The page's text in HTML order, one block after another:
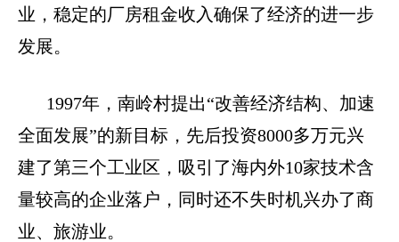
业，稳定的厂房租金收入确保了经济的进一步
发展。
1997年，南岭村提出“改善经济结构、加速
全面发展”的新目标，先后投资8000多万元兴
建了第三个工业区，吸引了海内外10家技术含
量较高的企业落户，同时还不失时机兴办了商
业、旅游业。